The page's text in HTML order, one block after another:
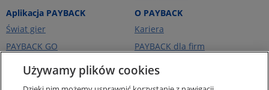
Aplikacja PAYBACK
Świat gier
PAYBACK GO
Ceny paliw
O PAYBACK
Kariera
PAYBACK dla firm
PAYBACK Ekstra
Używamy plików cookies